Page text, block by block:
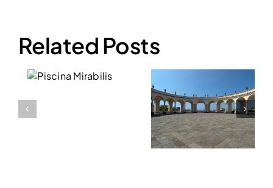
Related Posts
di San
Gennaro